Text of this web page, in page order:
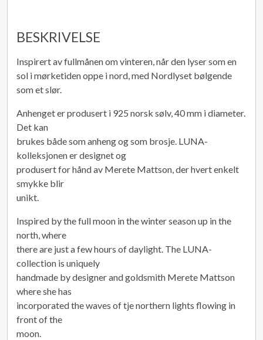
BESKRIVELSE
Inspirert av fullmånen om vinteren, når den lyser som en
sol i mørketiden oppe i nord, med Nordlyset bølgende
som et slør.
Anhenget er produsert i 925 norsk sølv, 40 mm i diameter.
Det kan
brukes både som anheng og som brosje. LUNA-
kolleksjonen er designet og
produsert for hånd av Merete Mattson, der hvert enkelt
smykke blir
unikt.
Inspired by the full moon in the winter season up in the
north, where
there are just a few hours of daylight. The LUNA-
collection is uniquely
handmade by designer and goldsmith Merete Mattson
where she has
incorporated the waves of tje northern lights flowing in
front of the
moon.